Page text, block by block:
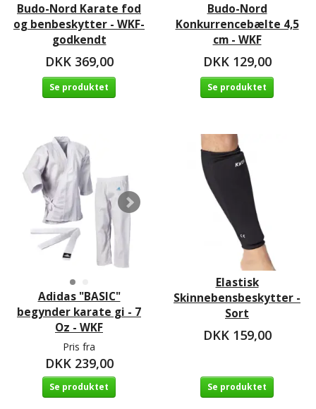
Budo-Nord Karate fod
og benbeskytter - WKF-
godkendt
DKK 369,00
Se produktet
Budo-Nord
Konkurrencebælte 4,5
cm - WKF
DKK 129,00
Se produktet
Adidas "BASIC"
begynder karate gi - 7
Oz - WKF
Pris fra
DKK 239,00
Se produktet
Elastisk
Skinnebensbeskytter -
Sort
DKK 159,00
Se produktet